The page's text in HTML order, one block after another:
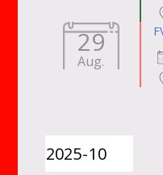
29
Aug.